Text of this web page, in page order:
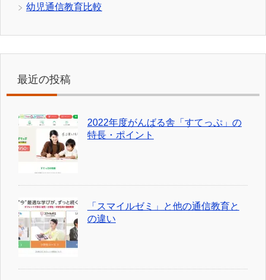
幼児通信教育比較
最近の投稿
2022年度がんばる舎「すてっぷ」の
特長・ポイント
「スマイルゼミ」と他の通信教育と
の違い